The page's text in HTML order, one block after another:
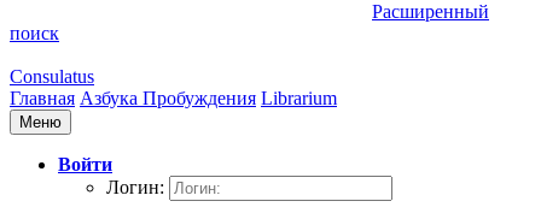
Расширенный
поиск
Consulatus
Главная Азбука Пробуждения Librarium
Меню
Войти
Логин: